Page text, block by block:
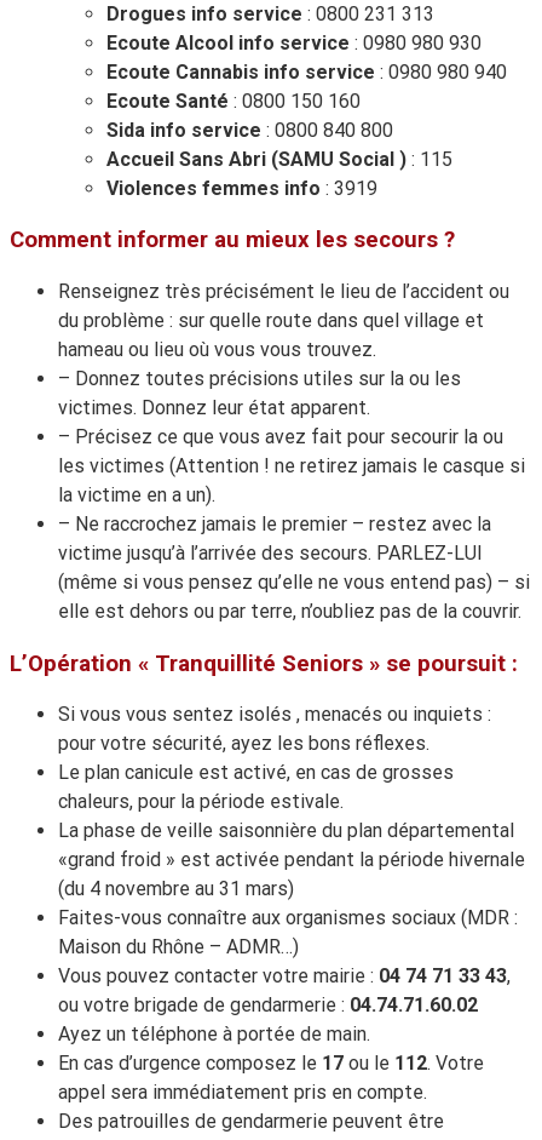
Drogues info service : 0800 231 313
Ecoute Alcool info service : 0980 980 930
Ecoute Cannabis info service : 0980 980 940
Ecoute Santé : 0800 150 160
Sida info service : 0800 840 800
Accueil Sans Abri (SAMU Social ) : 115
Violences femmes info : 3919
Comment informer au mieux les secours ?
Renseignez très précisément le lieu de l’accident ou
du problème : sur quelle route dans quel village et
hameau ou lieu où vous vous trouvez.
– Donnez toutes précisions utiles sur la ou les
victimes. Donnez leur état apparent.
– Précisez ce que vous avez fait pour secourir la ou
les victimes (Attention ! ne retirez jamais le casque si
la victime en a un).
– Ne raccrochez jamais le premier – restez avec la
victime jusqu’à l’arrivée des secours. PARLEZ-LUI
(même si vous pensez qu’elle ne vous entend pas) – si
elle est dehors ou par terre, n’oubliez pas de la couvrir.
L’Opération « Tranquillité Seniors » se poursuit :
Si vous vous sentez isolés , menacés ou inquiets :
pour votre sécurité, ayez les bons réflexes.
Le plan canicule est activé, en cas de grosses
chaleurs, pour la période estivale.
La phase de veille saisonnière du plan départemental
«grand froid » est activée pendant la période hivernale
(du 4 novembre au 31 mars)
Faites-vous connaître aux organismes sociaux (MDR :
Maison du Rhône – ADMR…)
Vous pouvez contacter votre mairie : 04 74 71 33 43,
ou votre brigade de gendarmerie : 04.74.71.60.02
Ayez un téléphone à portée de main.
En cas d’urgence composez le 17 ou le 112. Votre
appel sera immédiatement pris en compte.
Des patrouilles de gendarmerie peuvent être